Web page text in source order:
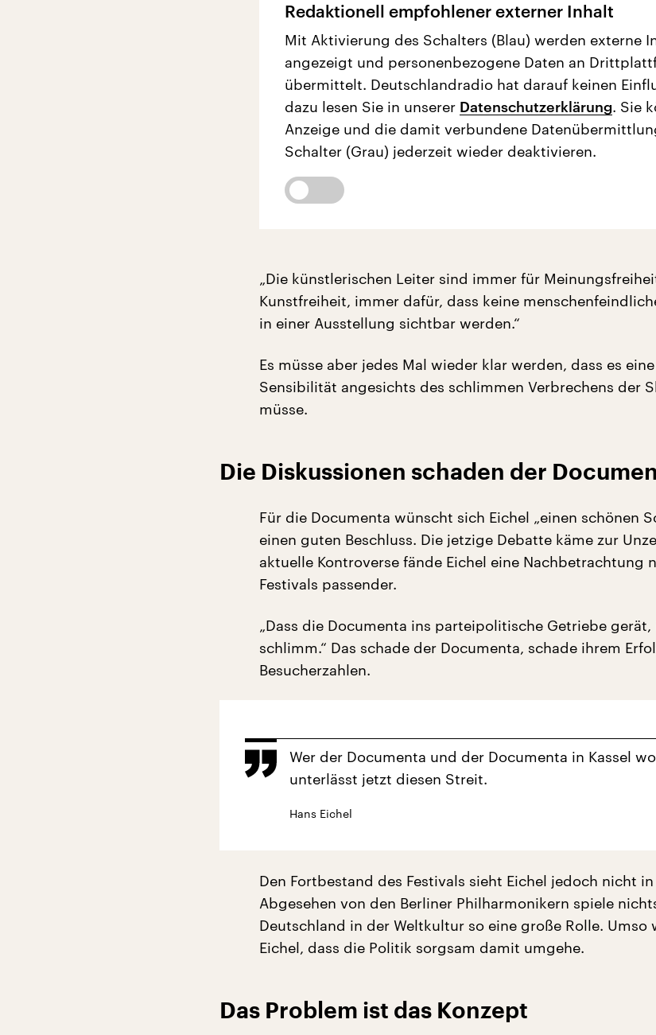
Redaktionell empfohlener externer Inhalt
Mit Aktivierung des Schalters (Blau) werden externe
angezeigt und personenbezogene Daten an
übermittelt. Deutschlandradio hat darauf keinen
dazu lesen Sie in unserer Datenschutzerklärung. Sie
Anzeige und die damit verbundene
Schalter (Grau) jederzeit wieder deaktivieren.
„Die künstlerischen Leiter sind immer für
Kunstfreiheit, immer dafür, dass keine
in einer Ausstellung sichtbar werden.“
Es müsse aber jedes Mal wieder klar werden, dass es
Sensibilität angesichts des schlimmen Verbrechens der
müsse.
Die Diskussionen schaden der
Für die Documenta wünscht sich Eichel „einen schönen
einen guten Beschluss. Die jetzige Debatte käme zur
aktuelle Kontroverse fände Eichel eine Nachbetrachtung
Festivals passender.
„Dass die Documenta ins parteipolitische Getriebe
schlimm.“ Das schade der Documenta, schade ihrem
Besucherzahlen.
Wer der Documenta und der Documenta in Kassel
unterlässt jetzt diesen Streit.
Hans Eichel
Den Fortbestand des Festivals sieht Eichel jedoch nicht in
Abgesehen von den Berliner Philharmonikern spiele
Deutschland in der Weltkultur so eine große Rolle.
Eichel, dass die Politik sorgsam damit umgehe.
Das Problem ist das Konzept